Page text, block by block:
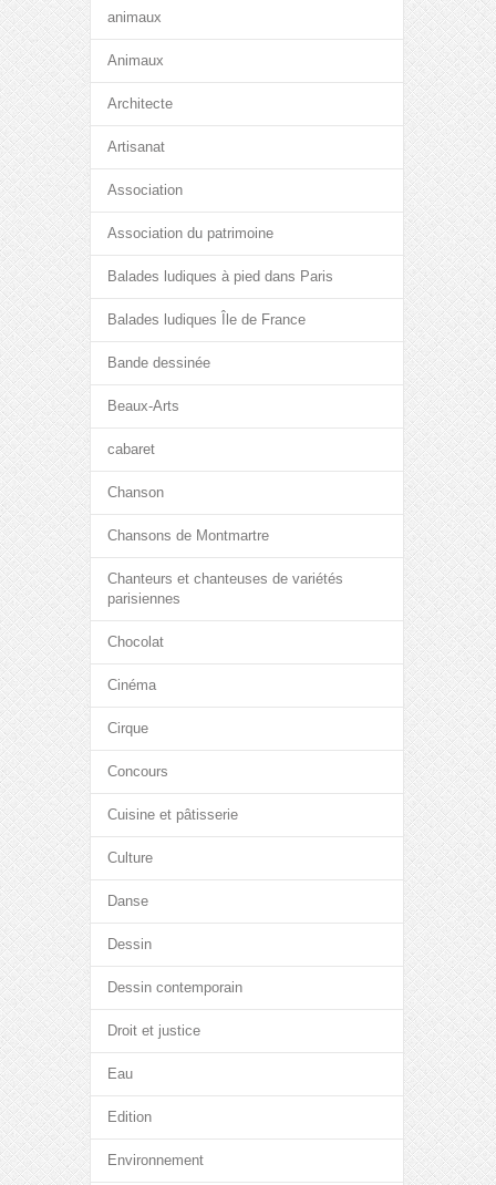
animaux
Animaux
Architecte
Artisanat
Association
Association du patrimoine
Balades ludiques à pied dans Paris
Balades ludiques Île de France
Bande dessinée
Beaux-Arts
cabaret
Chanson
Chansons de Montmartre
Chanteurs et chanteuses de variétés
parisiennes
Chocolat
Cinéma
Cirque
Concours
Cuisine et pâtisserie
Culture
Danse
Dessin
Dessin contemporain
Droit et justice
Eau
Edition
Environnement